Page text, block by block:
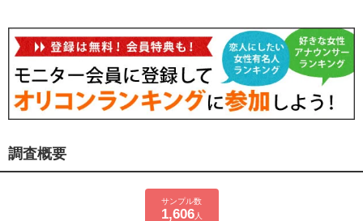
調査概要
サンプル数
1,606人